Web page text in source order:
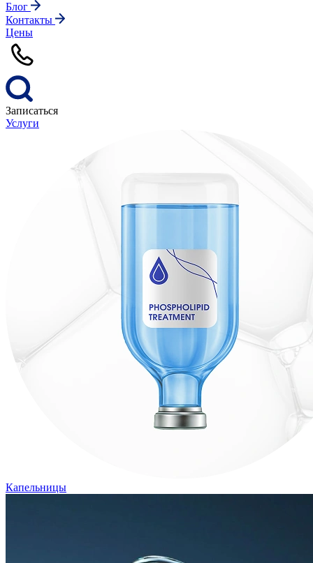
Блог
Контакты
Цены
Записаться
Услуги
Капельницы